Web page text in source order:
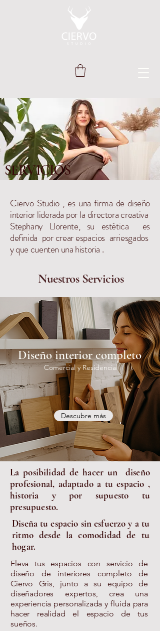
SERVICIOS
Ciervo Studio , es una firma de diseño
interior liderada por la directora creativa
Stephany Llorente, su estética es
definida por crear espacios arriesgados
y que cuenten una historia .
Nuestros Servicios
Descubre más
Diseño interior completo
Comercial y Residencial
La posibilidad de hacer un diseño
profesional, adaptado a tu espacio ,
historia y por supuesto tu
presupuesto.
Diseña tu espacio sin esfuerzo y a tu
ritmo desde la comodidad de tu
hogar.
Eleva tus espacios con servicio de
diseño de interiores completo de
Ciervo Gris, junto a su equipo de
diseñadores expertos, crea una
experiencia personalizada y fluida para
hacer realidad el espacio de tus
sueños.